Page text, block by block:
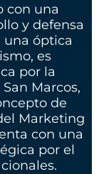
con una
y defensa
óptica
es
por la
Marcos,
de
Marketing
con una
por el